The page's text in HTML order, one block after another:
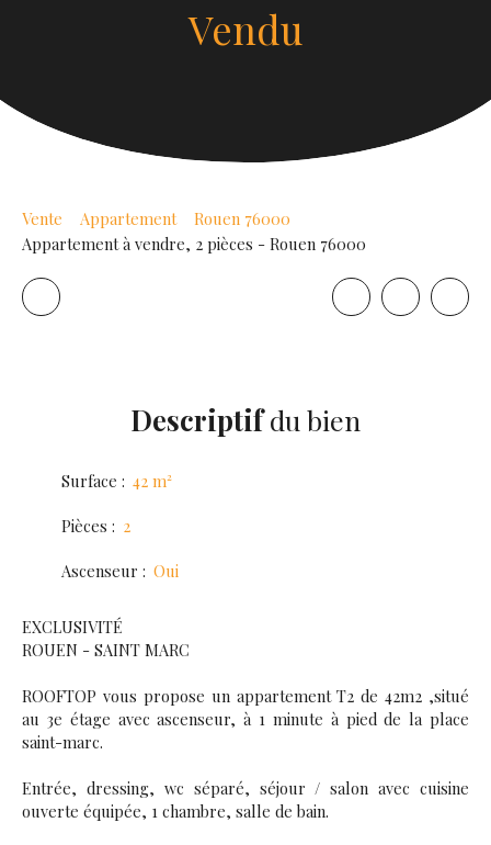
Vendu
Vente Appartement
Rouen 76000
Appartement à vendre, 2 pièces - Rouen 76000
Descriptifdu bien
Surface : 42 m²
Pièces : 2
Ascenseur : Oui
EXCLUSIVITÉ
ROUEN - SAINT MARC
ROOFTOP vous propose un appartement T2 de 42m2 ,situé
au 3e étage avec ascenseur, à 1 minute à pied de la place
saint-marc.
Entrée, dressing, wc séparé, séjour / salon avec cuisine
ouverte équipée, 1 chambre, salle de bain.